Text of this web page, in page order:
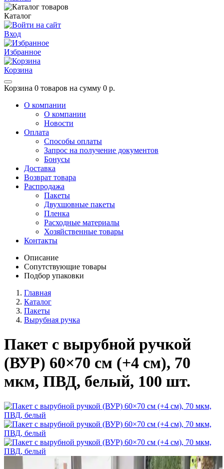
Каталог
Вход
Избранное
Корзина
Корзина 0 товаров на сумму 0 р.
О компании
О компании
Новости
Оплата
Способы оплаты
Запрос на получение документов
Бонусы
Доставка
Возврат товара
Распродажа
Пакеты
Двухшовные пакеты
Пленка
Расходные материалы
Хозяйственные товары
Контакты
Описание
Сопутствующие товары
Подбор упаковки
Главная
Каталог
Пакеты
Вырубная ручка
Пакет с вырубной ручкой
(ВУР) 60×70 см (+4 см), 70
мкм, ПВД, белый, 100 шт.